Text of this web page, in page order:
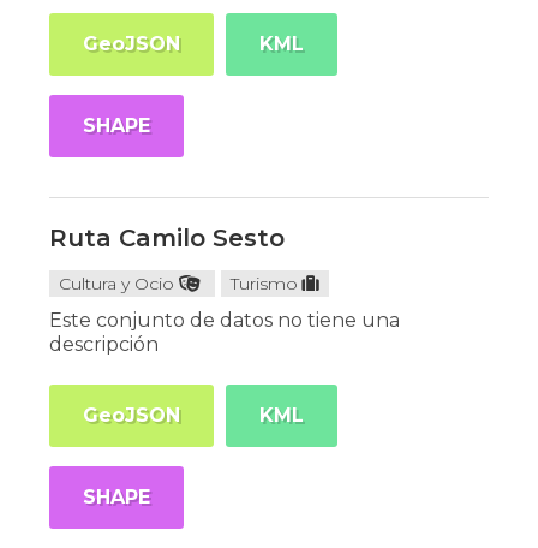
GeoJSON KML
SHAPE
Ruta Camilo Sesto
Cultura y Ocio Turismo
Este conjunto de datos no tiene una
descripción
GeoJSON KML
SHAPE